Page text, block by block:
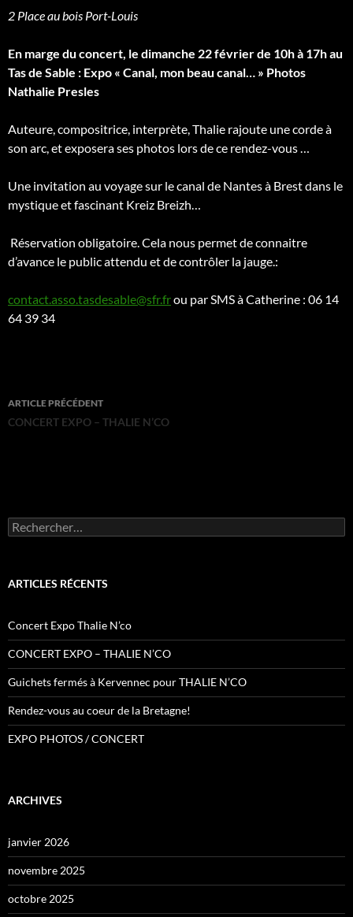
2 Place au bois Port-Louis
En marge du concert, le dimanche 22 février de 10h à 17h au
Tas de Sable : Expo « Canal, mon beau canal… » Photos
Nathalie Presles
Auteure, compositrice, interprète, Thalie rajoute une corde à
son arc, et exposera ses photos lors de ce rendez-vous …
Une invitation au voyage sur le canal de Nantes à Brest dans le
mystique et fascinant Kreiz Breizh…
Réservation obligatoire. Cela nous permet de connaitre
d’avance le public attendu et de contrôler la jauge.:
contact.asso.tasdesable@sfr.frou par SMS à Catherine : 06 14
64 39 34
Navigation
des
ARTICLE PRÉCÉDENT
CONCERT EXPO – THALIE N’CO
Rechercher :
ARTICLES RÉCENTS
Concert Expo Thalie N’co
CONCERT EXPO – THALIE N’CO
Guichets fermés à Kervennec pour THALIE N’CO
Rendez-vous au coeur de la Bretagne!
EXPO PHOTOS / CONCERT
ARCHIVES
janvier 2026
novembre 2025
octobre 2025